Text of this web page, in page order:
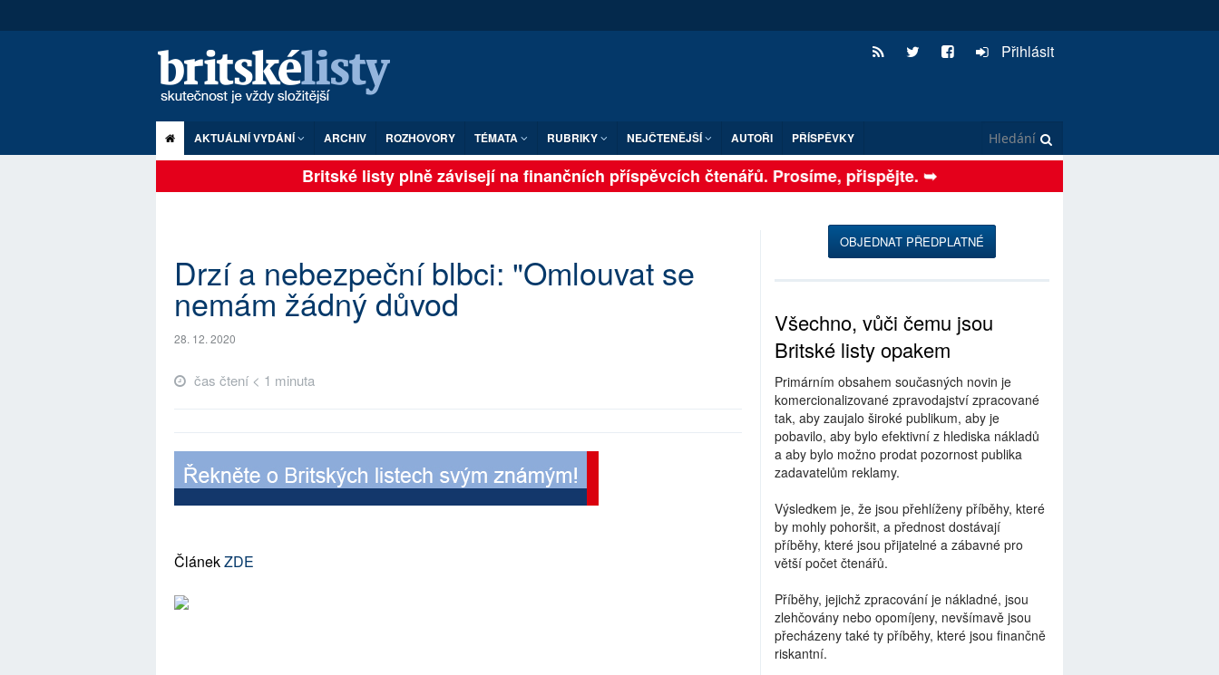
Přihlásit
AKTUÁLNÍ VYDÁNÍ ARCHIV ROZHOVORY TÉMATA RUBRIKY NEJČTENĚJŠÍ AUTOŘI PŘÍSPĚVKY
Britské listy plně závisejí na finančních příspěvcích čtenářů. Prosíme, přispějte. ➥
Drzí a nebezpeční blbci: "Omlouvat se
nemám žádný důvod
28. 12. 2020
čas čtení < 1 minuta
ČlánekZDE
OBJEDNAT PŘEDPLATNÉ
Všechno, vůči čemu jsou
Britské listy opakem
Primárním obsahem současných novin je
komercionalizované zpravodajství zpracované
tak, aby zaujalo široké publikum, aby je
pobavilo, aby bylo efektivní z hlediska nákladů
a aby bylo možno prodat pozornost publika
zadavatelům reklamy.
Výsledkem je, že jsou přehlíženy příběhy, které
by mohly pohoršit, a přednost dostávají
příběhy, které jsou přijatelné a zábavné pro
větší počet čtenářů.
Příběhy, jejichž zpracování je nákladné, jsou
zlehčovány nebo opomíjeny, nevšímavě jsou
přecházeny také ty příběhy, které jsou finančně
riskantní.